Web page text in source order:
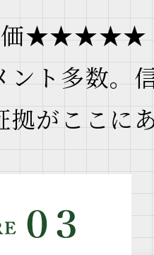
価★★★★★
ント多数。
拠がここに